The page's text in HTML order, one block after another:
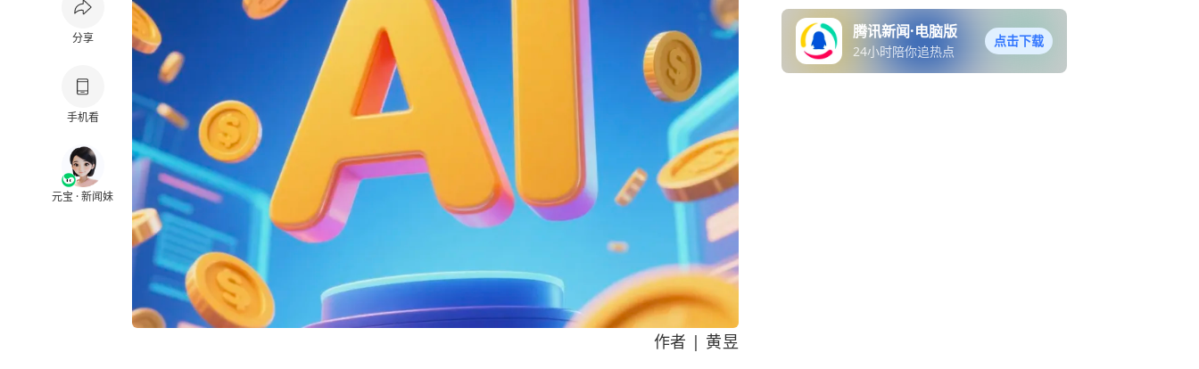
分享
手机看
元宝 · 新闻妹
作者 | 黄昱
腾讯新闻·电脑版
24小时陪你追热点
点击下载